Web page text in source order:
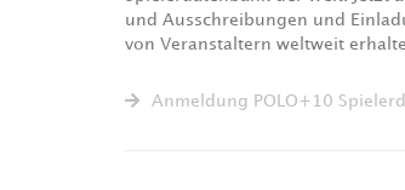
und Ausschreibungen und
von Veranstaltern weltweit
Anmeldung POLO+10